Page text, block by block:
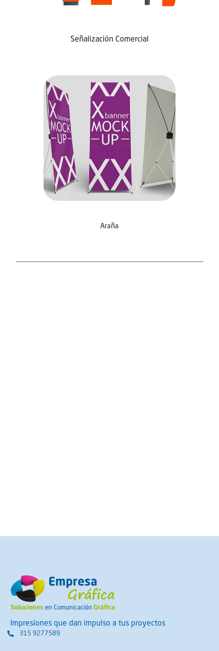
Señalización Comercial
Araña
Impresiones que dan impulso a tus proyectos
315 9277589